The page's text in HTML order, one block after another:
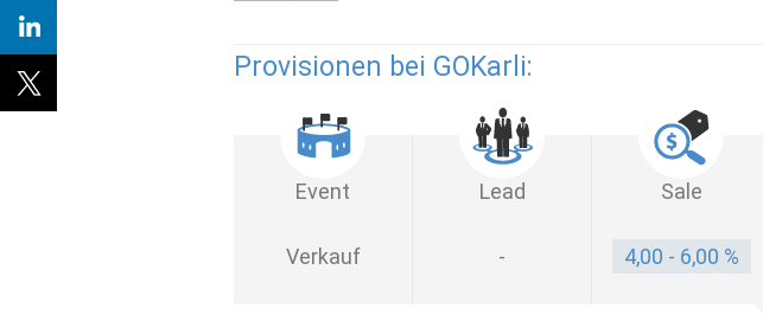
Provisionen bei GOKarli:
Event Lead Sale
Verkauf - 4,00 - 6,00 %